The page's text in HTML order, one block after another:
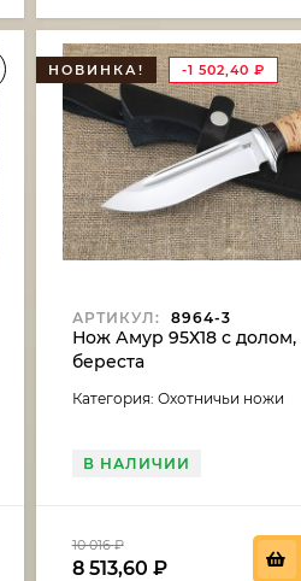
НОВИНКА! -1 502,40 ₽
АРТИКУЛ: 8964-3
Нож Амур 95Х18 с долом,
береста
Категория: Охотничьи ножи
В НАЛИЧИИ
10 016₽
8 513,60 ₽